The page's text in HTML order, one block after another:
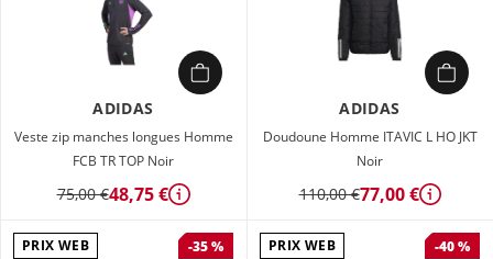
ADIDAS
Veste zip manches longues Homme
FCB TR TOP Noir
75,00 €48,75 € Détails
ADIDAS
Doudoune Homme ITAVIC L HO JKT
Noir
110,00 €77,00 € Détails
PRIX WEB -35 % PRIX WEB -40 %